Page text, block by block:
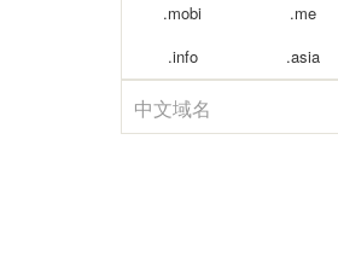
.mobi
.me
.info
.asia
中文域名